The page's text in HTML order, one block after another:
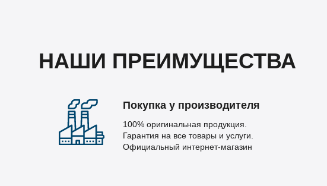
НАШИ ПРЕИМУЩЕСТВА
Покупка у производителя
100% оригинальная продукция.
Гарантия на все товары и услуги.
Официальный интернет-магазин